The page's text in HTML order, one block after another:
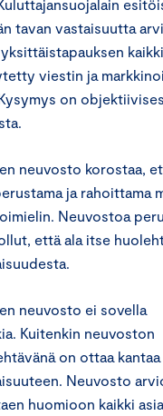
tavan vastaisuutta
viestin ja
on
neuvosto korostaa,
ja rahoittama
Neuvostoa
että ala itse
neuvosto ei sovella
Kuitenkin neuvoston
on ottaa
Neuvosto
huomioon kaikki